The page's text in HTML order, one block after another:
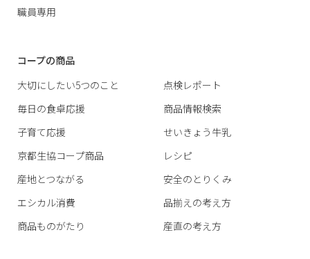
職員専用
コープの商品
大切にしたい5つのこと
毎日の食卓応援
子育て応援
京都生協コープ商品
産地とつながる
エシカル消費
商品ものがたり
点検レポート
商品情報検索
せいきょう牛乳
レシピ
安全のとりくみ
品揃えの考え方
産直の考え方